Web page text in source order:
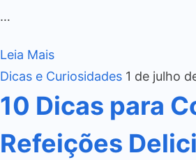
…
Leia Mais
Dicas e Curiosidades 1 de julho
10 Dicas para
Refeições